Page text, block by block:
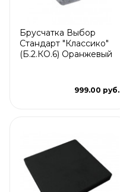
Брусчатка Выбор
Стандарт "Классико"
(Б.2.КО.6) Оранжевый
999.00 руб.